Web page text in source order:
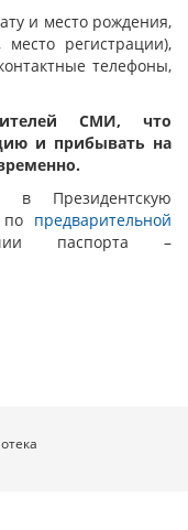
и место рождения,
регистрации),
телефоны,
СМИ, что
и прибывать на
Президентскую
по предварительной
паспорта –